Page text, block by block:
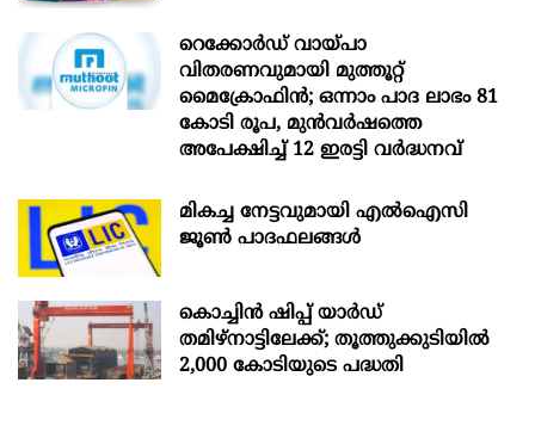
റെക്കോർഡ് വായ്പാ
വിതരണവുമായി മുത്തൂറ്റ്
മൈക്രോഫിൻ; ഒന്നാം പാദ ലാഭം 81
കോടി രൂപ, മുൻവർഷത്തെ
അപേക്ഷിച്ച് 12 ഇരട്ടി വർദ്ധനവ്
മികച്ച നേട്ടവുമായി എൽഐസി
ജൂൺ പാദഫലങ്ങൾ
കൊച്ചിന്‍ ഷിപ്പ് യാർഡ്
തമിഴ്നാട്ടിലേക്ക്; തൂത്തുക്കുടിയിൽ
2,000 കോടിയുടെ പദ്ധതി